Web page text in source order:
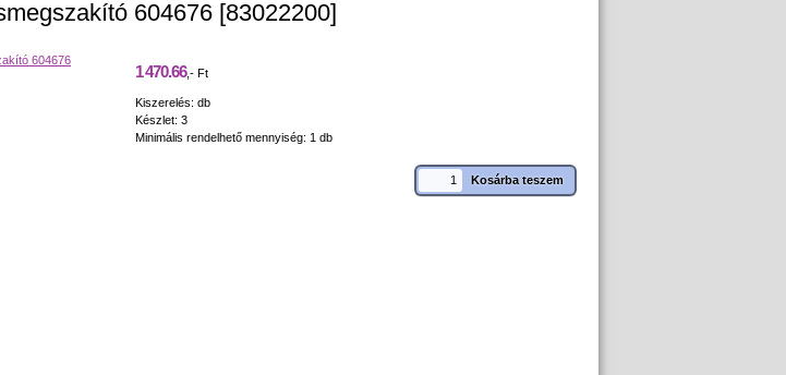
604676 [83022200]
1 470.66,- Ft
Kiszerelés: db
Készlet: 3
Minimális rendelhető mennyiség: 1 db